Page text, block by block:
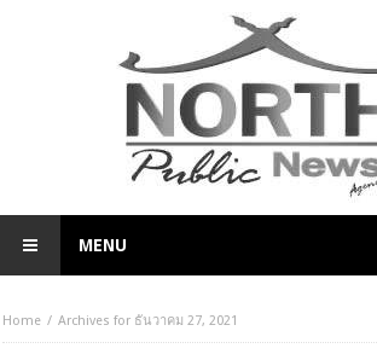
MENU
Home Archives for ธันวาคม 27, 2021